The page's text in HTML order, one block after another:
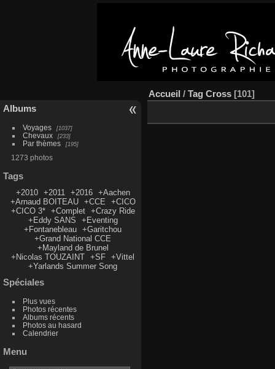
Albums
Voyages 1037
Chevaux 233
Par thèmes 195
1273 photos
Tags
+2010 +2011 +2016
+Aachen
+Arnaud BOITEAU
+CCE
+CICO
+CICO 3*
+Complet
+Crazy Ride
+Eddy SANS
+Eventing
+Fontanebleau
+Garitchou
+Grand National CCE
+Mayland de Brunel
+Nicolas TOUZAINT
+SF
+Vittel
+Yarlands Summer Song
Spéciales
Plus vues
Photos récentes
Albums récents
Photos au hasard
Calendrier
Menu
Accueil / Tag Cross 101